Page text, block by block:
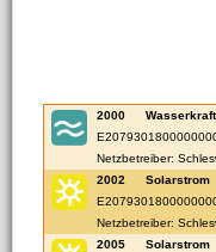
2000 Wasserkraft
Netzbetreiber:
2002
Solarstrom
Netzbetreiber:
2005
Solarstrom